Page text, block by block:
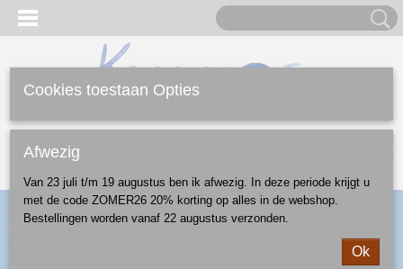
(0)
Home >Webshop>Diversen >kralen> kraal driehoek - patroon
D1309
Cookies toestaan Opties
Afwezig
Van 23 juli t/m 19 augustus ben ik afwezig. In deze periode krijgt u
met de code ZOMER26 20% korting op alles in de webshop.
Bestellingen worden vanaf 22 augustus verzonden.
Ok